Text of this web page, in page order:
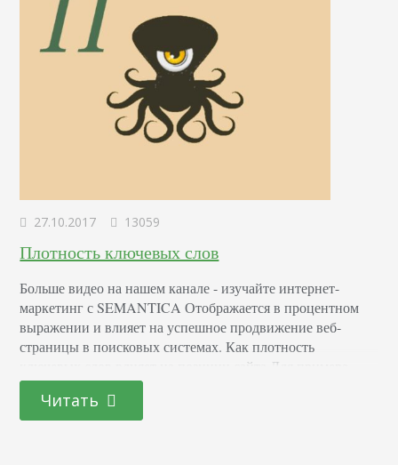
27.10.2017 13059
Плотность ключевых слов
Больше видео на нашем канале - изучайте интернет-
маркетинг с SEMANTICA Отображается в процентном
выражении и влияет на успешное продвижение веб-
страницы в поисковых системах. Как плотность
ключевых слов влияет на позиции сайта Для примера
возьмем два интернет-магазина, которые
специализируются на продажах мобильных телефонов.
Они постоянно соревновались за первые позиции в
Читать